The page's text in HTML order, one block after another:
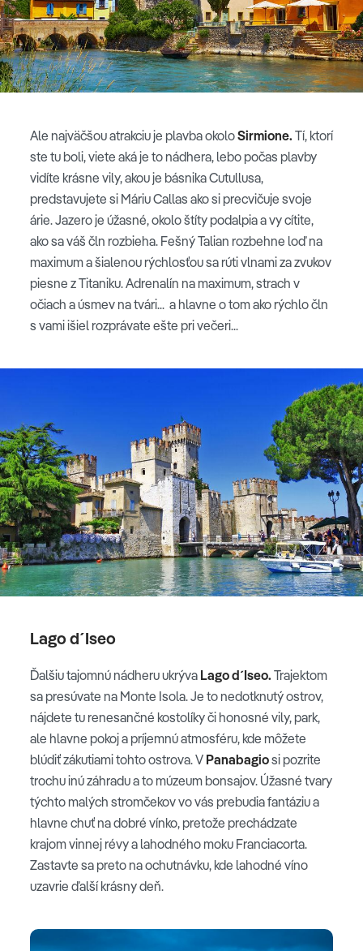
Ale najväčšou atrakciu je plavba okoloSirmione. Tí, ktorí
ste tu boli, viete aká je to nádhera, lebo počas plavby
vidíte krásne vily, akou je básnika Cutullusa,
predstavujete si Máriu Callas ako si precvičuje svoje
árie. Jazero je úžasné, okolo štíty podalpia a vy cítite,
ako sa váš čln rozbieha. Fešný Talian rozbehne loď na
maximum a šialenou rýchlosťou sa rúti vlnami za zvukov
piesne z Titaniku. Adrenalín na maximum, strach v
očiach a úsmev na tvári... a hlavne o tom ako rýchlo čln
s vami išiel rozprávate ešte pri večeri...
Lago d´Iseo
Ďalšiu tajomnú nádheru ukrýva Lago d´Iseo. Trajektom
sa presúvate na Monte Isola. Je to nedotknutý ostrov,
nájdete tu renesančné kostolíky či honosné vily, park,
ale hlavne pokoj a príjemnú atmosféru, kde môžete
blúdiť zákutiami tohto ostrova. V Panabagiosi pozrite
trochu inú záhradu a to múzeum bonsajov. Úžasné tvary
týchto malých stromčekov vo vás prebudia fantáziu a
hlavne chuť na dobré vínko, pretože prechádzate
krajom vinnej révy a lahodného moku Franciacorta.
Zastavte sa preto na ochutnávku, kde lahodné víno
uzavrie ďalší krásny deň.